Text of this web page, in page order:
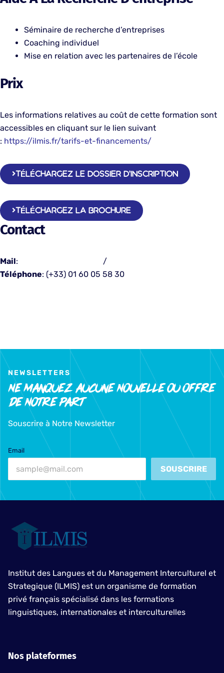
Prix
Les informations relatives au coût de cette formation sont
accessibles en cliquant sur le lien suivant
: https://ilmis.fr/tarifs-et-financements/
Séminaire de recherche d’entreprises
Coaching individuel
Mise en relation avec les partenaires de l’école
Contact
Mail: /
Téléphone: (+33) 01 60 05 58 30
TÉLÉCHARGEZ LE DOSSIER D'INSCRIPTION
TÉLÉCHARGEZ LA BROCHURE
NEWSLETTERS
Ne Manquez Aucune Nouvelle Ou Offre
De Notre Part
Souscrire à Notre Newsletter
Email
SOUSCRIRE
Institut des Langues et du Management Interculturel et
Strategique (ILMIS) est un organisme de formation
privé français spécialisé dans les formations
linguistiques, internationales et interculturelles
Nos plateformes